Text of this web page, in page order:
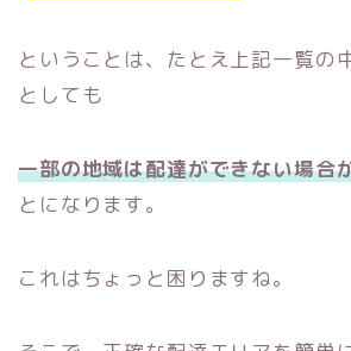
ということは、たとえ上記一覧の
としても
一部の地域は配達ができない場合
とになります。
これはちょっと困りますね。